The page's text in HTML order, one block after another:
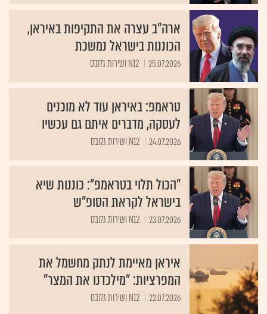
ארה"ב עצרה את התקיפות באיראן,
הכוננות בישראל נמשכת
25.07.2026 N12 ושירות גלובס
טראמפ: באיראן עוד לא מוכנים
לעסקה, מדברים איתם גם עכשיו
24.07.2026 N12 ושירות גלובס
"הכול תלוי בטראמפ": כוננות שיא
בישראל לקראת הסופ"ש
23.07.2026 N12 ושירות גלובס
איראן מאיימת לנתק מחשמל את
המפרציות: "מילכדנו את המצר"
22.07.2026 N12 ושירות גלובס